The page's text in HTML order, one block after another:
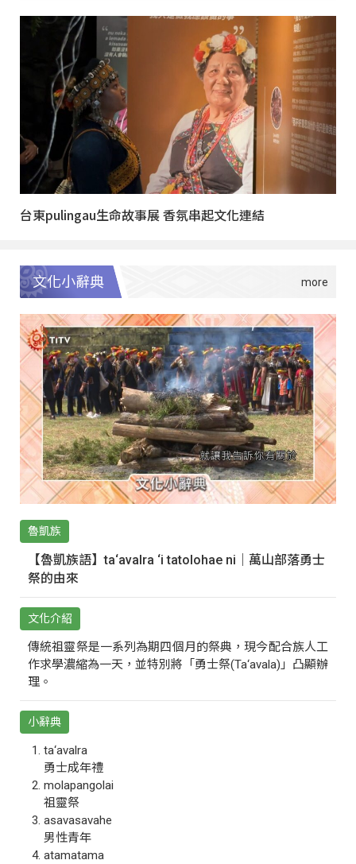
台東pulingau生命故事展 香氛串起文化連結
文化小辭典
魯凱族
【魯凱族語】ta‘avalra ‘i tatolohae ni｜萬山部落勇士
祭的由來
文化介紹
傳統祖靈祭是一系列為期四個月的祭典，現今配合族人工
作求學濃縮為一天，並特別將「勇士祭(Ta‘avala)」凸顯辦
理。
小辭典
ta‘avalra
勇士成年禮
molapangolai
祖靈祭
asavasavahe
男性青年
atamatama